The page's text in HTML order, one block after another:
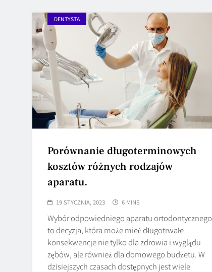
DENTYSTA
Porównanie długoterminowych
kosztów różnych rodzajów
aparatu.
19 STYCZNIA, 2023 6 MINS
Wybór odpowiedniego aparatu ortodontycznego
to decyzja, która może mieć długotrwałe
konsekwencje nie tylko dla zdrowia i wyglądu
zębów, ale również dla domowego budżetu. W
dzisiejszych czasach dostępnych jest wiele